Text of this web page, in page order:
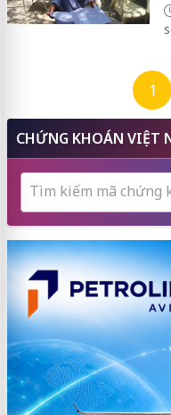
1
CHỨNG KHOÁN VIỆT
Tìm kiếm mã chứng